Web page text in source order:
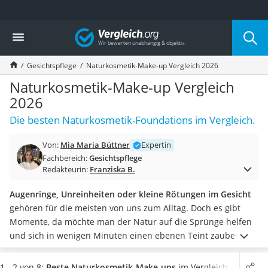
Die beliebtesten Vergleiche nach Kategorie
Drogerie
Inhalator
Haarschneider
Rollator
Braun Rasierer
Katzenklappe (Chip)
Rasierer
Massagepistole
Epilierer
Eiweißpulver
Magnesiumpräparat
Katzenklappe
Nackenmassagegerät
Zeckenschutz Katze
Vergleich
Gesichtspflege Naturkosmetik-Make-up Vergleich 2026
Naturkosmetik-Make-up Vergleich
2026
Die besten Naturkosmetik-Foundations im Vergleich.
Von: Mia Maria Büttner
Expertin
Fachbereich:Gesichtspflege
Redakteurin: Franziska B.
Augenringe, Unreinheiten oder kleine Rötungen im Gesicht
gehören für die meisten von uns zum Alltag. Doch es gibt
Momente, da möchte man der Natur auf die Sprünge helfen
und sich in wenigen Minuten einen ebenen Teint zaubern.
Wenn Sie IhreHaut gleichzeitig mit etwas Pflege verwöhnen
wollen, darf ein Naturkosmetik-Make-up nicht fehlen!
Neben